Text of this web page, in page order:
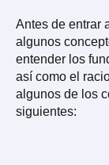
Antes de entrar
algunos
entender los
así como el
algunos de los
siguientes: